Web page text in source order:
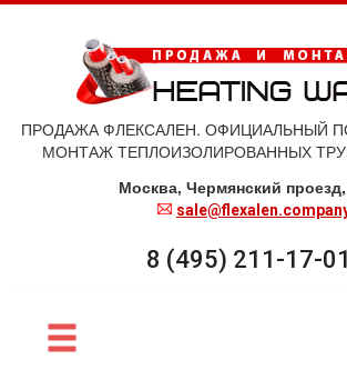
ПРОДАЖА ФЛЕКСАЛЕН. ОФИЦИАЛЬНЫЙ
МОНТАЖ ТЕПЛОИЗОЛИРОВАННЫХ
Москва, Чермянский
8 (495) 211-17-01